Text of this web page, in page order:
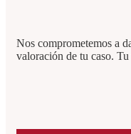
Nos comprometemos a
valoración de tu caso.